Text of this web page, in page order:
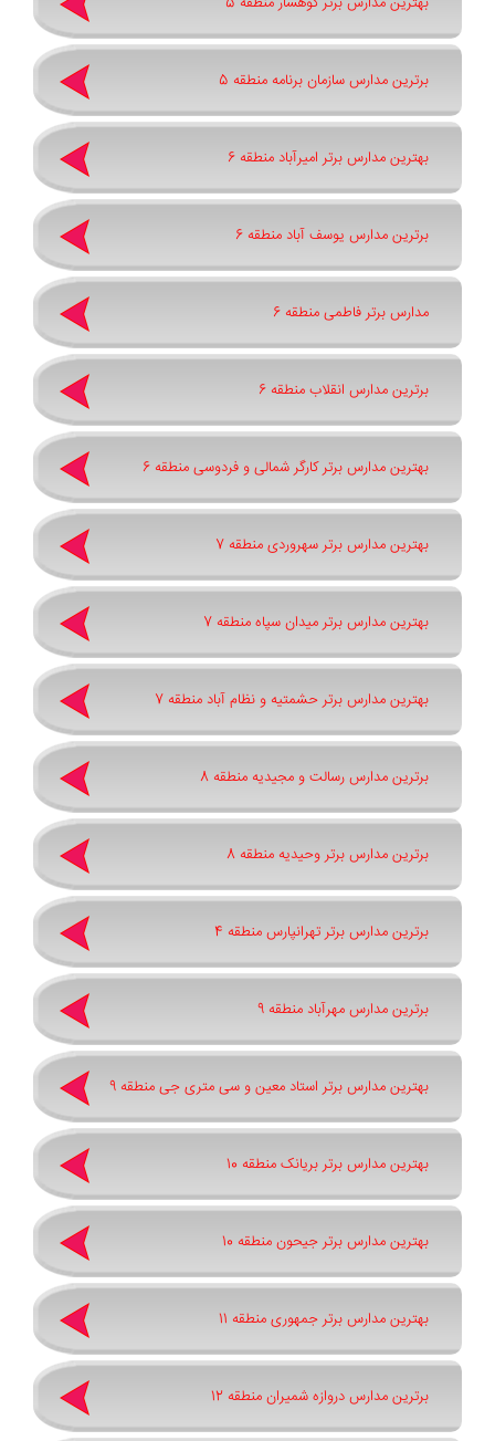
برترین مدارس سازمان برنامه منطقه 5
بهترین مدارس برتر امیرآباد منطقه 6
برترین مدارس یوسف آباد منطقه 6
مدارس برتر فاطمی منطقه 6
برترین مدارس انقلاب منطقه 6
بهترین مدارس برتر کارگر شمالی و فردوسی منطقه 6
بهترین مدارس برتر سهروردی منطقه 7
بهترین مدارس برتر میدان سپاه منطقه 7
بهترین مدارس برتر حشمتیه و نظام آباد منطقه 7
برترین مدارس رسالت و مجیدیه منطقه 8
برترین مدارس برتر وحیدیه منطقه 8
برترین مدارس برتر تهرانپارس منطقه 4
برترین مدارس مهرآباد منطقه 9
بهترین مدارس برتر استاد معین و سی متری جی منطقه 9
بهترین مدارس برتر بریانک منطقه 10
بهترین مدارس برتر جیحون منطقه 10
بهترین مدارس برتر جمهوری منطقه 11
برترین مدارس دروازه شمیران منطقه 12